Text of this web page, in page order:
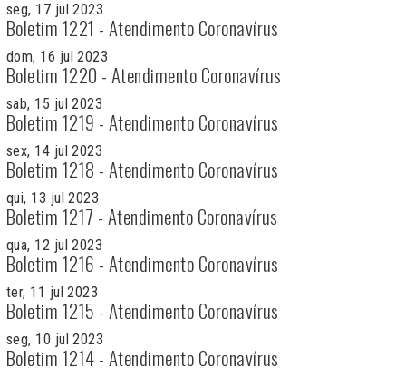
seg, 17 jul 2023
Boletim 1221 - Atendimento Coronavírus
dom, 16 jul 2023
Boletim 1220 - Atendimento Coronavírus
sab, 15 jul 2023
Boletim 1219 - Atendimento Coronavírus
sex, 14 jul 2023
Boletim 1218 - Atendimento Coronavírus
qui, 13 jul 2023
Boletim 1217 - Atendimento Coronavírus
qua, 12 jul 2023
Boletim 1216 - Atendimento Coronavírus
ter, 11 jul 2023
Boletim 1215 - Atendimento Coronavírus
seg, 10 jul 2023
Boletim 1214 - Atendimento Coronavírus